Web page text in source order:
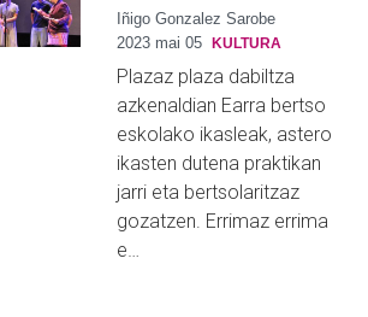
Iñigo Gonzalez Sarobe
2023 mai 05
KULTURA
Plazaz plaza dabiltza
azkenaldian Earra bertso
eskolako ikasleak, astero
ikasten dutena praktikan
jarri eta bertsolaritzaz
gozatzen. Errimaz errima
e…